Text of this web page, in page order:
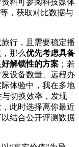
，获取对比数据与
行，且需要稳定播
那么优先考虑具备
解锁性的方案 ；若
设备数量、远程办
体验中，我在多地
切换效率，发现
此时选择离你最近
结合公开评测数据